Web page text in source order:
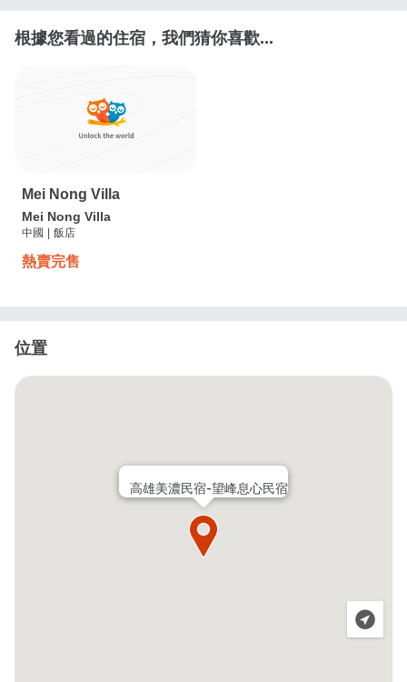
根據您看過的住宿，我們猜你喜歡...
Mei Nong Villa
Mei Nong Villa
中國 飯店
熱賣完售
位置
高雄美濃民宿-望峰息心民宿